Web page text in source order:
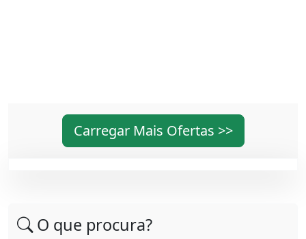
Carregar Mais Ofertas >>
O que procura?